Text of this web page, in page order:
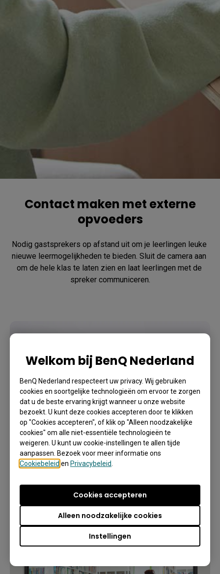
Contact maken met externe
opvoeders
Nodig gastsprekers op afstand uit om je leerlingen leuke
nieuwe leermogelijkheden te bieden. Sluit de camera aan
om de hele klas te laten zien en laat leerlingen met de
spreker communiceren.
Welkom bij BenQ Nederland
BenQ Nederland respecteert uw privacy. Wij gebruiken
cookies en soortgelijke technologieën om ervoor te zorgen
dat u de beste ervaring krijgt wanneer u onze website
bezoekt. U kunt deze cookies accepteren door te klikken
op "Cookies accepteren", of klik op "Alleen noodzakelijke
cookies" om alle niet-essentiële technologieën te
weigeren. U kunt uw cookie-instellingen te allen tijde
aanpassen. Bezoek voor meer informatie ons
Cookiebeleiden Privacybeleid
Instellingen
Alleen noodzakelijke cookies
Cookies accepteren